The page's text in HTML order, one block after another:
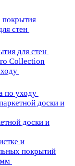
стен
для стен
Collection
по уходу
доски и
доски и
и
покрытий